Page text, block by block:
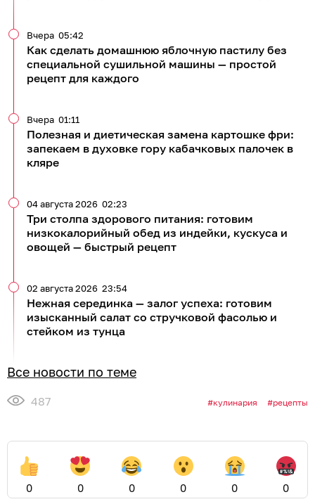
Как сделать домашнюю яблочную пастилу без
специальной сушильной машины — простой
рецепт для каждого
Вчера 05:42
Полезная и диетическая замена картошке фри:
запекаем в духовке гору кабачковых палочек в
кляре
Вчера 01:11
Три столпа здорового питания: готовим
низкокалорийный обед из индейки, кускуса и
овощей — быстрый рецепт
04 августа 2026 02:23
Нежная серединка — залог успеха: готовим
изысканный салат со стручковой фасолью и
стейком из тунца
02 августа 2026 23:54
Все новости по теме
487 кулинария рецепты
0 0 0 0 0 0